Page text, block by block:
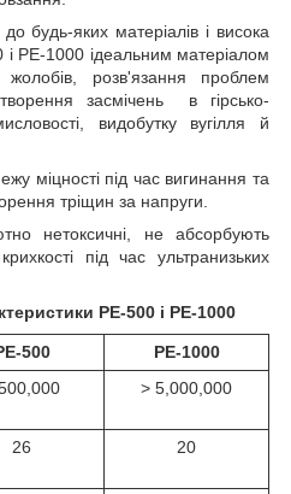
будь-яких матеріалів і висока
і РЕ-1000 ідеальним матеріалом
розв'язання проблем
засмічень в гірсько-
видобутку вугілля й
міцності під час вигинання та
тріщин за напруги.
нетоксичні, не абсорбують
під час ультранизьких
РЕ-500 і РЕ-1000
500
РЕ-1000
> 5,000,000
26 20